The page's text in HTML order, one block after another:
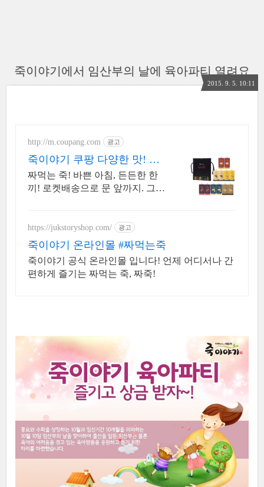
죽이야기에서 임산부의 날에 육아파티 열려요
2015. 9. 5. 10:11
http://m.coupang.com 광고
죽이야기 쿠팡 다양한 맛! 알
갱이 식감
짜먹는 죽! 바쁜 아침, 든든한 한
끼! 로켓배송으로 문 앞까지. 그릇
https://jukstoryshop.com/ 광고
죽이야기 온라인몰 #짜먹는죽
죽이야기 공식 온라인몰 입니다! 언제 어디서나 간
편하게 즐기는 짜먹는 죽, 짜죽!